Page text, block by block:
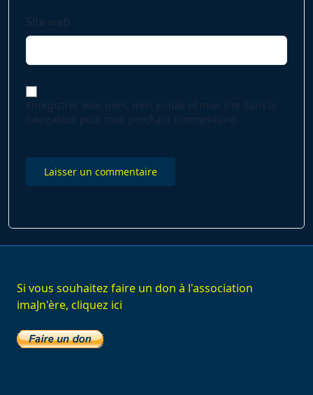
Site web
Enregistrer mon nom, mon e-mail et mon site dans le
navigateur pour mon prochain commentaire.
Si vous souhaitez faire un don à l'association
imaJn'ère, cliquez ici